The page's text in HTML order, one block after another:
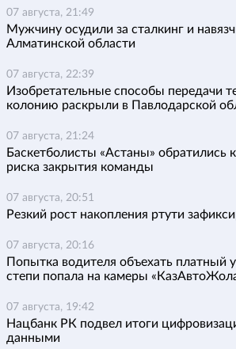
07 августа, 21:49
Мужчину осудили за сталкинг и
Алматинской области
07 августа, 22:39
Изобретательные способы передачи
колонию раскрыли в Павлодарской
07 августа, 21:24
Баскетболисты «Астаны» обратились к
риска закрытия команды
07 августа, 20:51
Резкий рост накопления ртути
07 августа, 20:16
Попытка водителя объехать платный
степи попала на камеры
07 августа, 19:42
Нацбанк РК подвел итоги
данными